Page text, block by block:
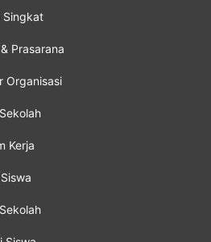
Singkat
Prasarana
Organisasi
Kerja